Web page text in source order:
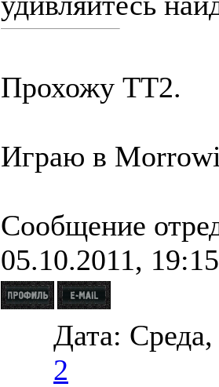
Прохожу ТТ2.
Играю в
Сообщение
05.10.2011, 19:15
Дата:
2